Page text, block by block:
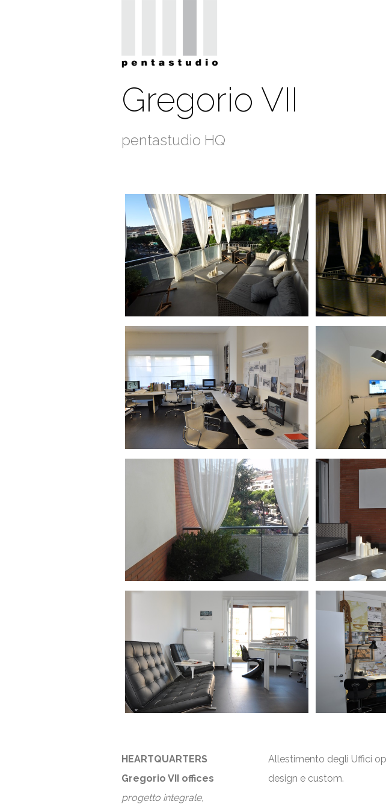
Gregorio VII
pentastudio HQ
HEARTQUARTERS
Gregorio VII offices
progetto integrale,
Allestimento degli Uffici
design e custom.